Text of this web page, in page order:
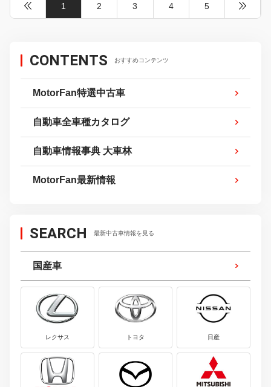
1 2 3 4 5
CONTENTS おすすめコンテンツ
MotorFan特選中古車
自動車全車種カタログ
自動車情報事典 大車林
MotorFan最新情報
SEARCH 最新中古車情報を見る
国産車
レクサス トヨタ 日産